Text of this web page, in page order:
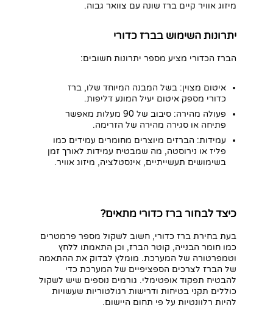
מיזוג אוויר קיים ברז שונה עם צוואר גבוה.
יתרונות השימוש בברז כדורי
הברז הכדורי מציע מספר יתרונות חשובים:
איטום מצוין: בשל המבנה המיוחד שלו, ברז
כדורי מספק איטום יעיל המונע דליפות.
פעולה מהירה: סיבוב של 90 מעלות מאפשר
פתיחה או סגירה מהירה של הזרימה.
עמידות: הברזים מיוצרים מחומרים עמידים כמו
פליז או נירוסטה, מה שמבטיח עמידות לאורך זמן
בשימושים תעשייתיים, אינסטלציה, מיזוג אוויר.
כיצד לבחור ברז כדורי מתאים?
בעת בחירת ברז כדורי, חשוב לשקול מספר פרמטרים
כמו חומר הבנייה, קוטר הברז, וכן התאמתו ללחץ
וטמפרטורה של המערכת. מומלץ לבדוק את ההתאמה
של הברז לצרכים הספציפיים של המערכת כדי
להבטיח תפקוד אופטימלי. גורמים נוספים שיש לשקול
כוללים תקני בטיחות ודרישות רגולטוריות שעשויות
להיות רלוונטיות על פי תחום היישום.